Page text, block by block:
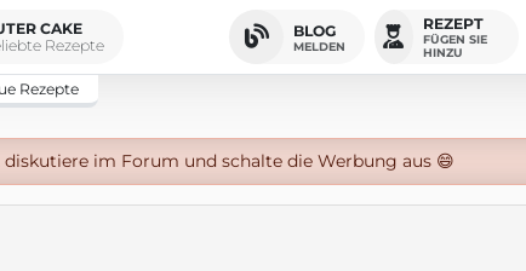
CAKE
Rezepte
BLOG
MELDEN
REZEPT
FÜGEN SIE
HINZU
Rezepte
im Forum und schalte die Werbung aus 😄